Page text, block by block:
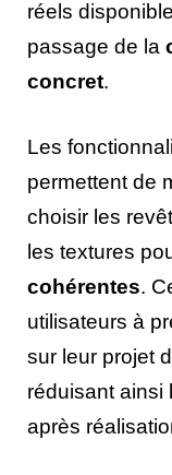
réels
passage de la
concret.
Les
permettent de
choisir les
les textures
cohérentes.
utilisateurs à
sur leur projet
réduisant ainsi
après